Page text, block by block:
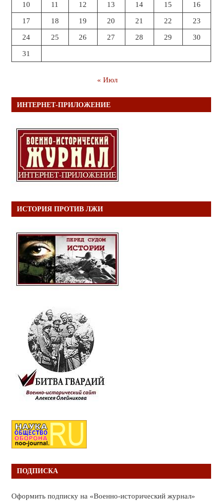
10 11 12 13 14 15 16
17 18 19 20 21 22 23
24 25 26 27 28 29 30
31
« Июл
ИНТЕРНЕТ-ПРИЛОЖЕНИЕ
ИСТОРИЯ ПРОТИВ ЛЖИ
ПОДПИСКА
Оформить подписку на «Военно-исторический журнал»